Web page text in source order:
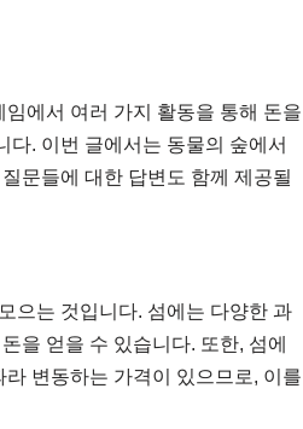
에서 여러 가지 활동을 통해 돈을
다. 이번 글에서는 동물의 숲에서
문들에 대한 답변도 함께 제공될
으는 것입니다. 섬에는 다양한 과
을 얻을 수 있습니다. 또한, 섬에
변동하는 가격이 있으므로, 이를